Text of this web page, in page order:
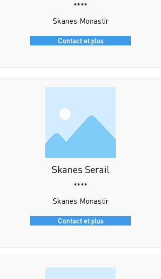
****
Skanes Monastir
Contact et plus
Skanes Serail
****
Skanes Monastir
Contact et plus